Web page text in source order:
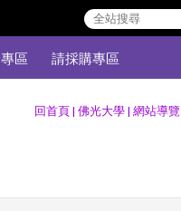
區 請採購專區
回首頁| 佛光大學| 網站導覽